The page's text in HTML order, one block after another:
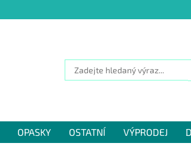
OPASKY OSTATNÍ VÝPRODEJ